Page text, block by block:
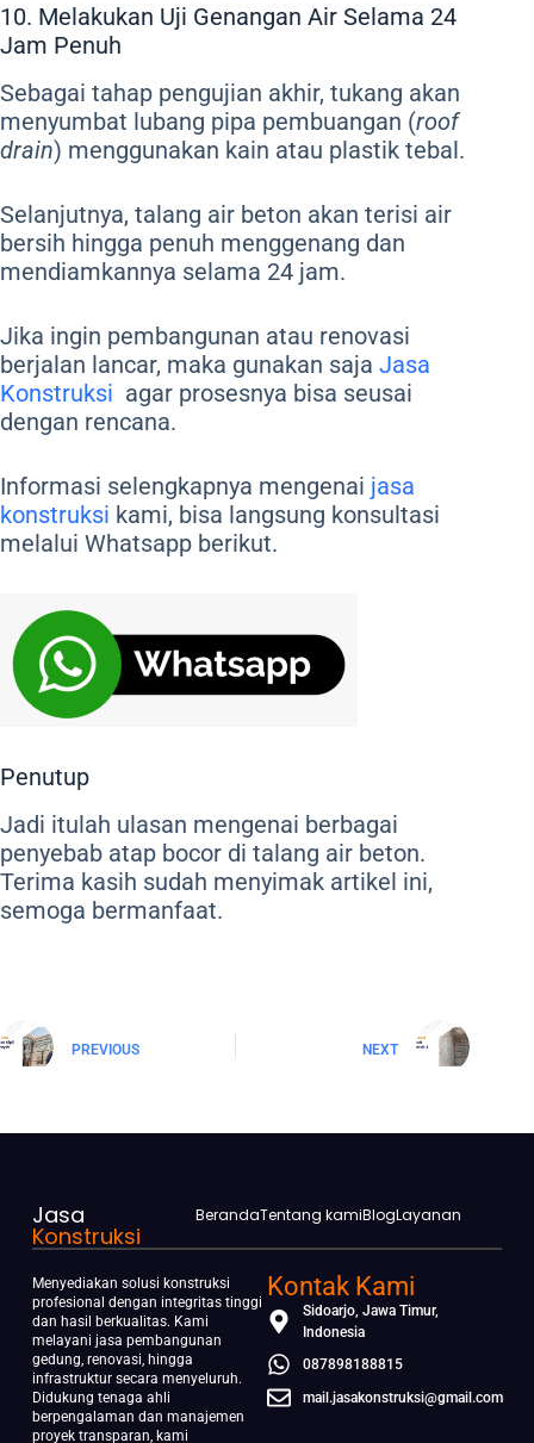
10. Melakukan Uji Genangan Air Selama 24
Jam Penuh
Sebagai tahap pengujian akhir, tukang akan
menyumbat lubang pipa pembuangan (roof
drain) menggunakan kain atau plastik tebal.
Selanjutnya, talang air beton akan terisi air
bersih hingga penuh menggenang dan
mendiamkannya selama 24 jam.
Jika ingin pembangunan atau renovasi
berjalan lancar, maka gunakan saja Jasa
Konstruksi agar prosesnya bisa seusai
dengan rencana.
Informasi selengkapnya mengenai jasa
konstruksi kami, bisa langsung konsultasi
melalui Whatsapp berikut.
Penutup
Jadi itulah ulasan mengenai berbagai
penyebab atap bocor di talang air beton.
Terima kasih sudah menyimak artikel ini,
semoga bermanfaat.
PREVIOUS NEXT
Jasa
Konstruksi
BerandaTentang kamiBlogLayanan
Menyediakan solusi konstruksi
profesional dengan integritas tinggi
dan hasil berkualitas. Kami
melayani jasa pembangunan
gedung, renovasi, hingga
infrastruktur secara menyeluruh.
Didukung tenaga ahli
berpengalaman dan manajemen
proyek transparan, kami
Kontak Kami
Sidoarjo, Jawa Timur,
Indonesia
087898188815
mail.jasakonstruksi@gmail.com